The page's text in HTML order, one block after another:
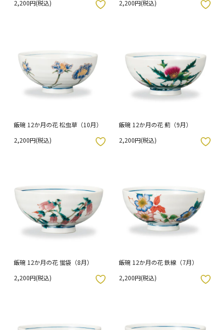
2,200円(税込)
2,200円(税込)
飯碗 12か月の花 松虫草（10月）
2,200円(税込)
飯碗 12か月の花 薊（9月）
2,200円(税込)
お気に入りボタン
飯碗 12か月の花 蛍袋（8月）
2,200円(税込)
飯碗 12か月の花 鉄線（7月）
2,200円(税込)
お気に入りボタン